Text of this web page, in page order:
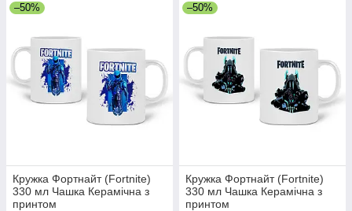
–50%
Кружка Фортнайт (Fortnite)
330 мл Чашка Керамічна з
принтом
–50%
Кружка Фортнайт (Fortnite)
330 мл Чашка Керамічна з
принтом